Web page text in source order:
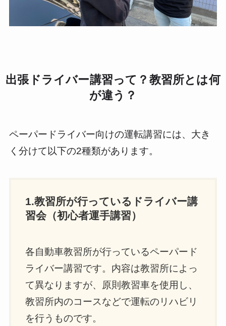
出張ドライバー講習って？教習所とは何
が違う？
ペーパードライバー向けの運転講習には、大き
く分けて以下の2種類があります。
1.教習所が行っているドライバー講
習会（初心者運手講習）
各自動車教習所が行っているペーパード
ライバー講習です。内容は教習所によっ
て異なりますが、原則教習車を使用し、
教習所内のコースなどで運転のリハビリ
を行うものです。